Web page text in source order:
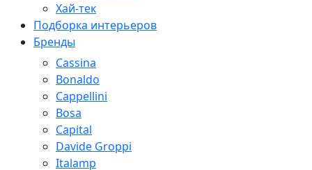
Хай-тек
Подборка интерьеров
Бренды
Cassina
Bonaldo
Cappellini
Bosa
Capital
Davide Groppi
Italamp